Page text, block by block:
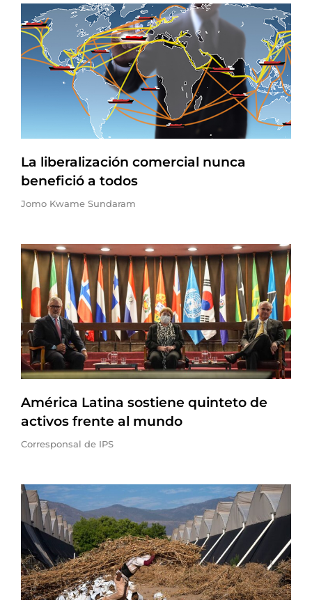
La liberalización comercial nunca
benefició a todos
Jomo Kwame Sundaram
América Latina sostiene quinteto de
activos frente al mundo
Corresponsal de IPS